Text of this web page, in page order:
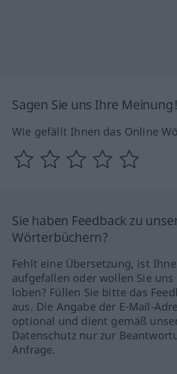
Sagen Sie uns Ihre Meinung!
Wie gefällt Ihnen das Online
Sie haben Feedback zu
Wörterbüchern?
Fehlt eine Übersetzung, ist
aufgefallen oder wollen Sie
loben? Füllen Sie bitte das
aus. Die Angabe der E-Mail-
optional und dient gemäß
Datenschutz nur zur
Anfrage.